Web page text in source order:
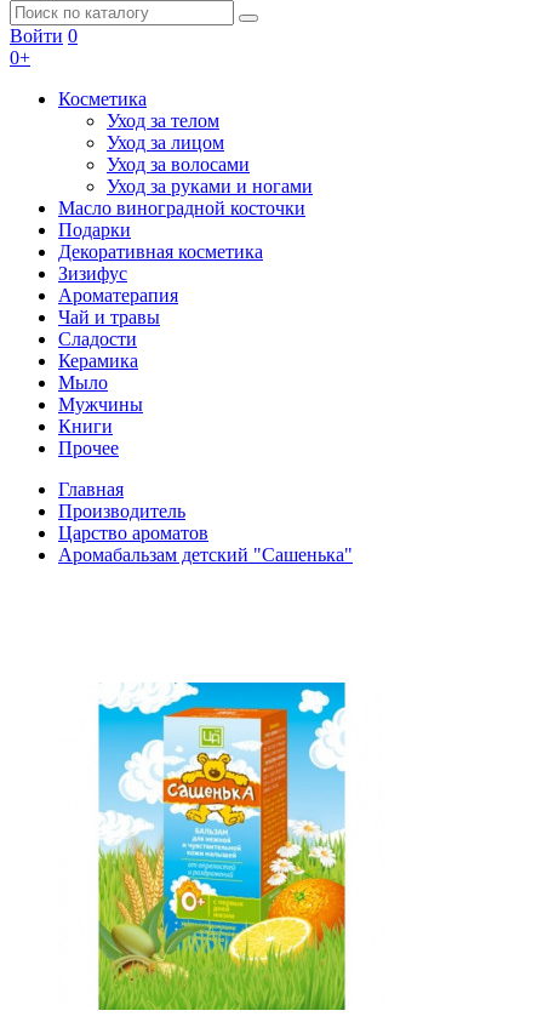
Войти 0
0+
Косметика
Уход за телом
Уход за лицом
Уход за волосами
Уход за руками и ногами
Масло виноградной косточки
Подарки
Декоративная косметика
Зизифус
Ароматерапия
Чай и травы
Сладости
Керамика
Мыло
Мужчины
Книги
Прочее
Главная
Производитель
Царство ароматов
Аромабальзам детский "Сашенька"